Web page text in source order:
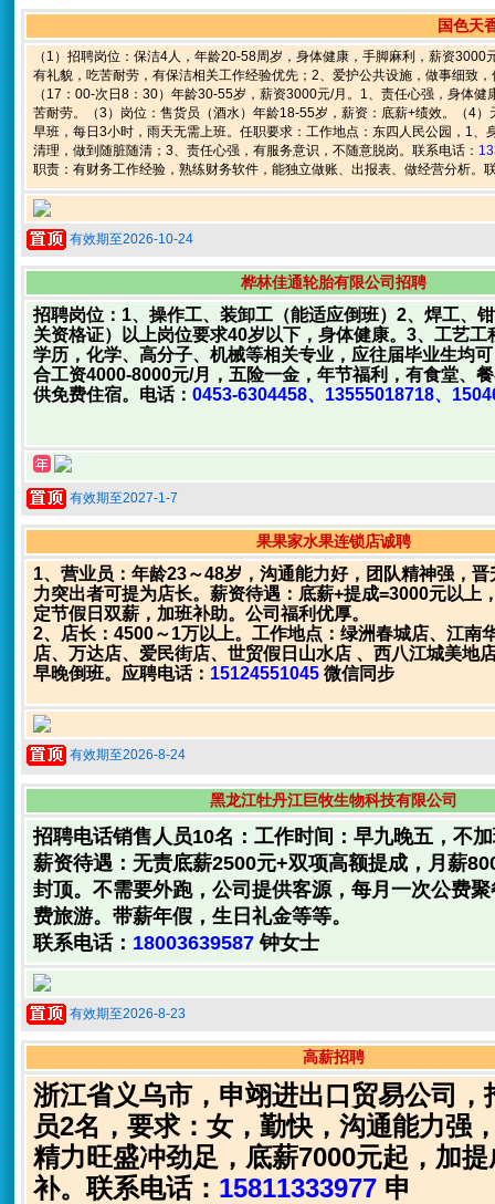
国色天
（1）招聘岗位：保洁4人，年龄20-58周岁，身体健康，手脚麻利，薪资
有礼貌，吃苦耐劳，有保洁相关工作经验优先；2、爱护公共设施，做事细致
（17：00-次日8：30）年龄30-55岁，薪资3000元/月。1、责任心强，身体
苦耐劳。（3）岗位：售货员（酒水）年龄18-55岁，薪资：底薪+绩效。（4
早班，每日3小时，雨天无需上班。任职要求：工作地点：东四人民公园，1
清理，做到随脏随清；3、责任心强，有服务意识，不随意脱岗。联系电话：
职责：有财务工作经验，熟练财务软件，能独立做账、出报表、做经营分析。
有效期至2026-10-24
桦林佳通轮胎有限公司招聘
招聘岗位：1、操作工、装卸工（能适应倒班）2、焊工、
关资格证）以上岗位要求40岁以下，身体健康。3、工艺工
学历，化学、高分子、机械等相关专业，应往届毕业生均
合工资4000-8000元/月，五险一金，年节福利，有食堂、
供免费住宿。电话： 0453-6304458、13555018718、
有效期至2027-1-7
果果家水果连锁店诚聘
1、营业员：年龄23～48岁，沟通能力好，团队精神强，
力突出者可提为店长。薪资待遇：底薪+提成=3000元以上
定节假日双薪，加班补助。公司福利优厚。
2、店长：4500～1万以上。工作地点：绿洲春城店、江南
店、万达店、爱民街店、世贸假日山水店 、西八江城美地
早晚倒班。应聘电话： 15124551045 微信同步
有效期至2026-8-24
黑龙江牡丹江巨牧生物科技有限公司
招聘电话销售人员10名：工作时间：早九晚五，不
薪资待遇：无责底薪2500元+双项高额提成，月薪
封顶。不需要外跑，公司提供客源，每月一次公费
费旅游。带薪年假，生日礼金等等。
联系电话： 18003639587 钟女士
有效期至2026-8-23
高薪招聘
浙江省义乌市，申翊进出口贸易公司，
员2名，要求：女，勤快，沟通能力强
精力旺盛冲劲足，底薪7000元起，加
补。联系电话： 15811333977 申